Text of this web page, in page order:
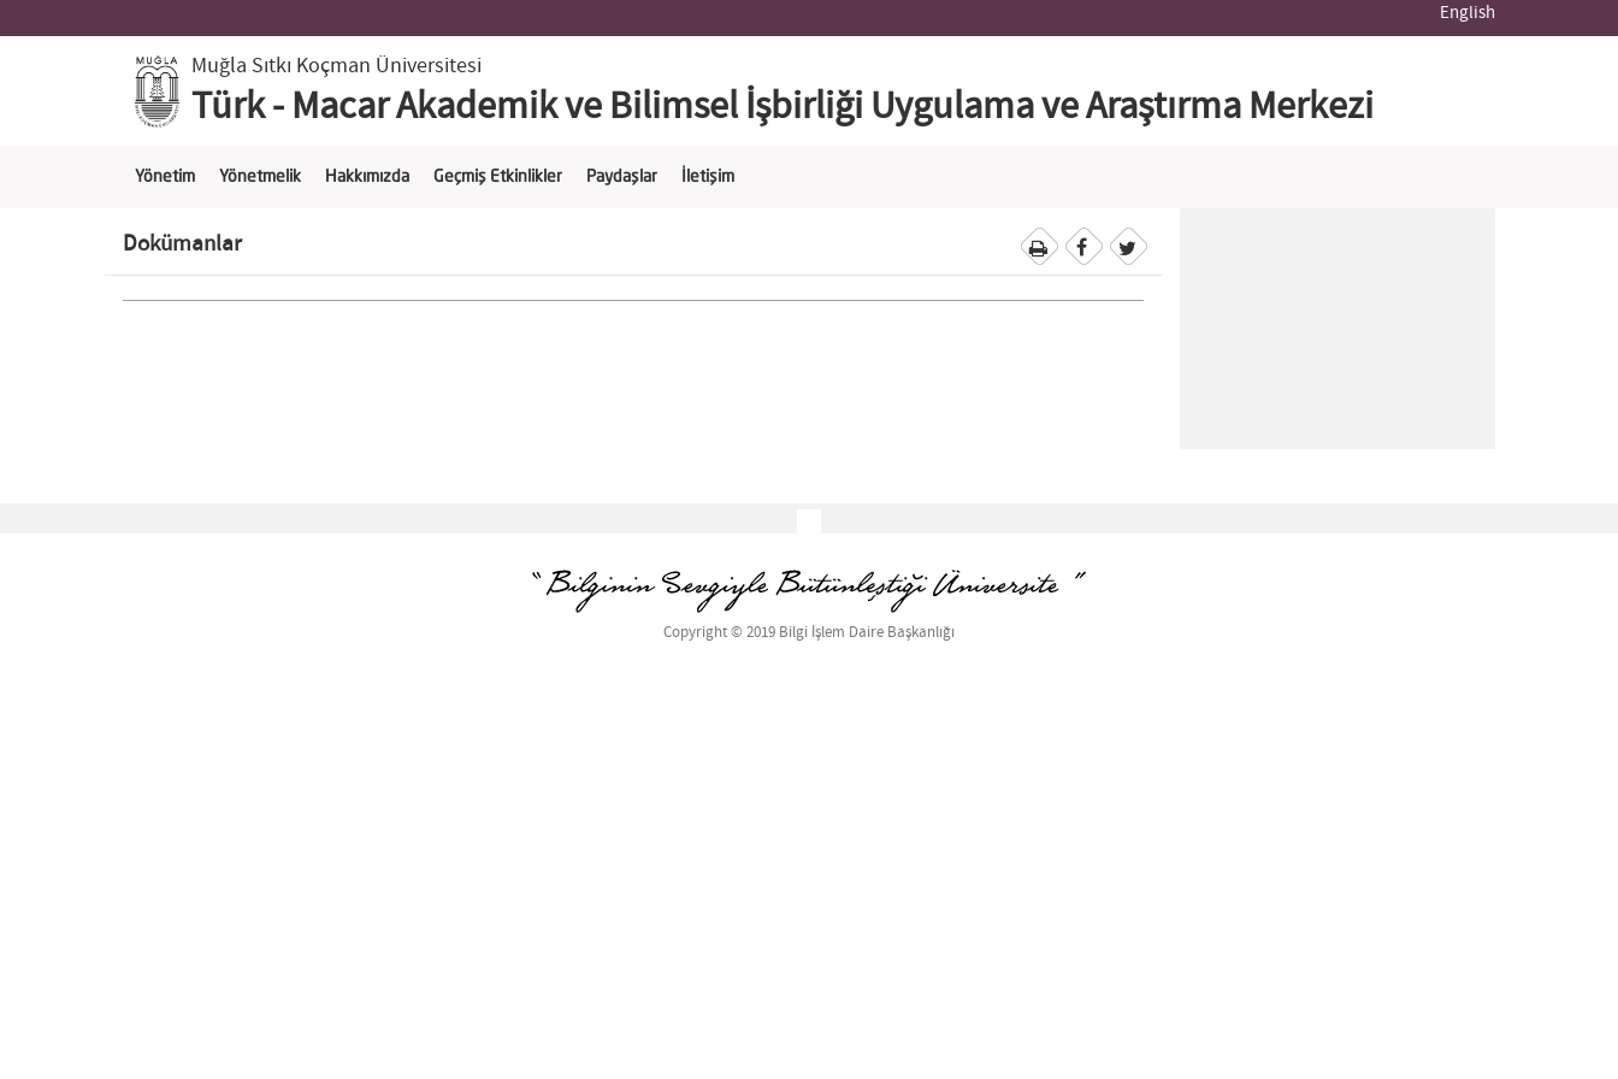
English
Muğla Sıtkı Koçman Üniversitesi
Türk - Macar Akademik ve Bilimsel İşbirliği Uygulama ve Araştırma Merkezi
Yönetim Yönetmelik Hakkımızda Geçmiş Etkinlikler Paydaşlar İletişim
Dokümanlar
Copyright © 2019 Bilgi İşlem Daire Başkanlığı